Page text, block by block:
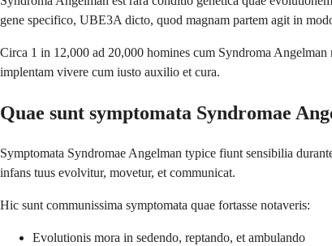
gene specifico, UBE3A dicto, quod magnam partem agit in
Circa 1 in 12,000 ad 20,000 homines cum Syndroma
implentam vivere cum iusto auxilio et cura.
Quae sunt symptomata Syndromae
Symptomata Syndromae Angelman typice fiunt sensibilia
infans tuus evolvitur, movetur, et communicat.
Hic sunt communissima symptomata quae fortasse notaveris:
Evolutionis mora in sedendo, reptando, et ambulando